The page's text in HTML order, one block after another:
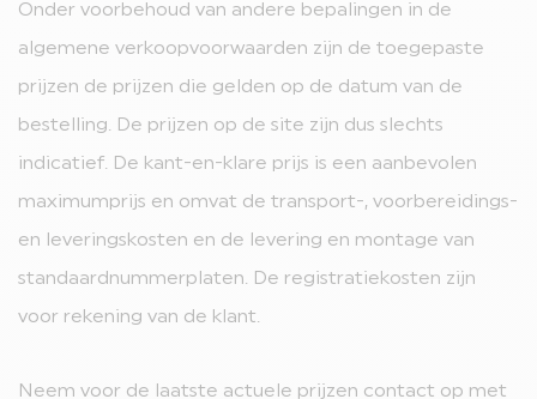
Onder voorbehoud van andere bepalingen in de
algemene verkoopvoorwaarden zijn de toegepaste
prijzen de prijzen die gelden op de datum van de
bestelling. De prijzen op de site zijn dus slechts
indicatief. De kant-en-klare prijs is een aanbevolen
maximumprijs en omvat de transport-, voorbereidings-
en leveringskosten en de levering en montage van
standaardnummerplaten. De registratiekosten zijn
voor rekening van de klant.
Neem voor de laatste actuele prijzen contact op met